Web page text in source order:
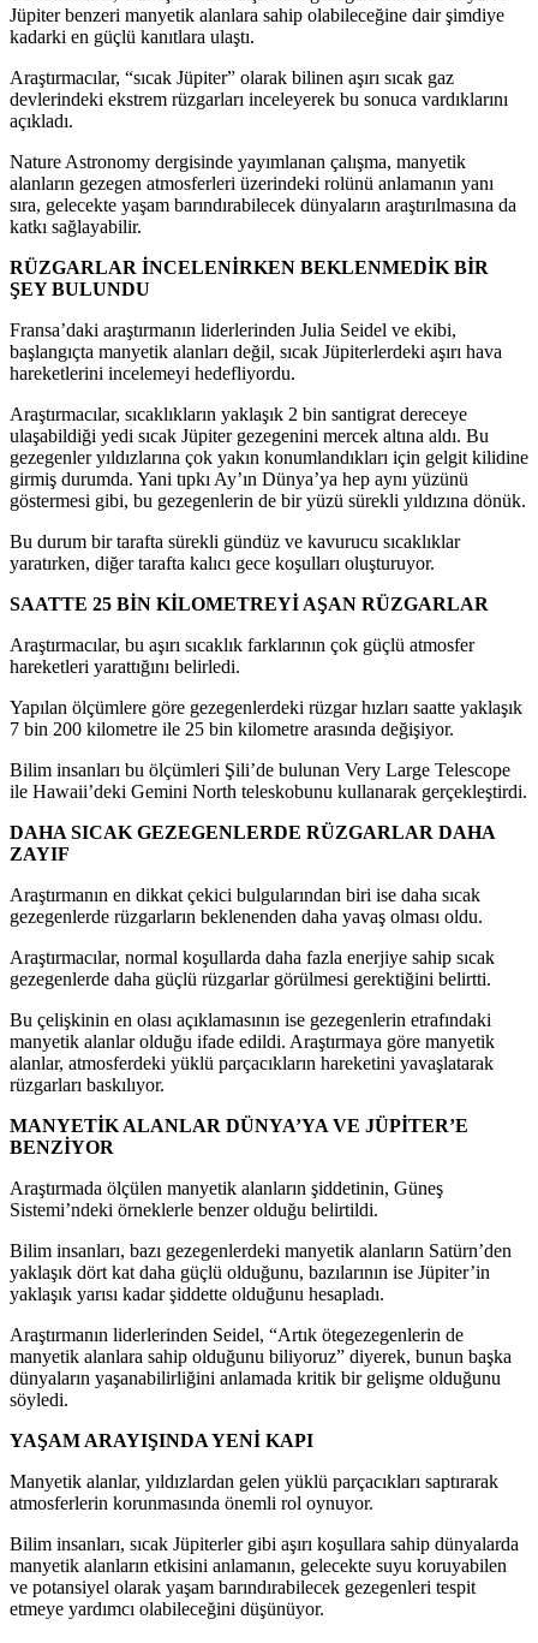
Jüpiter benzeri manyetik alanlara sahip olabileceğine dair şimdiye
kadarki en güçlü kanıtlara ulaştı.
Araştırmacılar, “sıcak Jüpiter” olarak bilinen aşırı sıcak gaz
devlerindeki ekstrem rüzgarları inceleyerek bu sonuca vardıklarını
açıkladı.
Nature Astronomy dergisinde yayımlanan çalışma, manyetik
alanların gezegen atmosferleri üzerindeki rolünü anlamanın yanı
sıra, gelecekte yaşam barındırabilecek dünyaların araştırılmasına da
katkı sağlayabilir.
RÜZGARLAR İNCELENİRKEN BEKLENMEDİK BİR
ŞEY BULUNDU
Fransa’daki araştırmanın liderlerinden Julia Seidel ve ekibi,
başlangıçta manyetik alanları değil, sıcak Jüpiterlerdeki aşırı hava
hareketlerini incelemeyi hedefliyordu.
Araştırmacılar, sıcaklıkların yaklaşık 2 bin santigrat dereceye
ulaşabildiği yedi sıcak Jüpiter gezegenini mercek altına aldı. Bu
gezegenler yıldızlarına çok yakın konumlandıkları için gelgit kilidine
girmiş durumda. Yani tıpkı Ay’ın Dünya’ya hep aynı yüzünü
göstermesi gibi, bu gezegenlerin de bir yüzü sürekli yıldızına dönük.
Bu durum bir tarafta sürekli gündüz ve kavurucu sıcaklıklar
yaratırken, diğer tarafta kalıcı gece koşulları oluşturuyor.
SAATTE 25 BİN KİLOMETREYİ AŞAN RÜZGARLAR
Araştırmacılar, bu aşırı sıcaklık farklarının çok güçlü atmosfer
hareketleri yarattığını belirledi.
Yapılan ölçümlere göre gezegenlerdeki rüzgar hızları saatte yaklaşık
7 bin 200 kilometre ile 25 bin kilometre arasında değişiyor.
Bilim insanları bu ölçümleri Şili’de bulunan Very Large Telescope
ile Hawaii’deki Gemini North teleskobunu kullanarak gerçekleştirdi.
DAHA SICAK GEZEGENLERDE RÜZGARLAR DAHA
ZAYIF
Araştırmanın en dikkat çekici bulgularından biri ise daha sıcak
gezegenlerde rüzgarların beklenenden daha yavaş olması oldu.
Araştırmacılar, normal koşullarda daha fazla enerjiye sahip sıcak
gezegenlerde daha güçlü rüzgarlar görülmesi gerektiğini belirtti.
Bu çelişkinin en olası açıklamasının ise gezegenlerin etrafındaki
manyetik alanlar olduğu ifade edildi. Araştırmaya göre manyetik
alanlar, atmosferdeki yüklü parçacıkların hareketini yavaşlatarak
rüzgarları baskılıyor.
MANYETİK ALANLAR DÜNYA’YA VE JÜPİTER’E
BENZİYOR
Araştırmada ölçülen manyetik alanların şiddetinin, Güneş
Sistemi’ndeki örneklerle benzer olduğu belirtildi.
Bilim insanları, bazı gezegenlerdeki manyetik alanların Satürn’den
yaklaşık dört kat daha güçlü olduğunu, bazılarının ise Jüpiter’in
yaklaşık yarısı kadar şiddette olduğunu hesapladı.
Araştırmanın liderlerinden Seidel, “Artık ötegezegenlerin de
manyetik alanlara sahip olduğunu biliyoruz” diyerek, bunun başka
dünyaların yaşanabilirliğini anlamada kritik bir gelişme olduğunu
söyledi.
YAŞAM ARAYIŞINDA YENİ KAPI
Manyetik alanlar, yıldızlardan gelen yüklü parçacıkları saptırarak
atmosferlerin korunmasında önemli rol oynuyor.
Bilim insanları, sıcak Jüpiterler gibi aşırı koşullara sahip dünyalarda
manyetik alanların etkisini anlamanın, gelecekte suyu koruyabilen
ve potansiyel olarak yaşam barındırabilecek gezegenleri tespit
etmeye yardımcı olabileceğini düşünüyor.